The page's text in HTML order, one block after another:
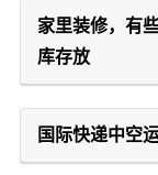
家里装修，有
库存放
国际快递中空